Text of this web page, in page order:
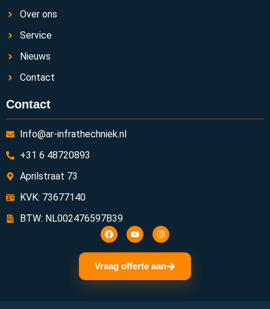
Over ons
Service
Nieuws
Contact
Contact
Info@ar-infrathechniek.nl
+31 6 48720893
Aprilstraat 73
KVK: 73677140
BTW: NL002476597B39
Vraag offerte aan